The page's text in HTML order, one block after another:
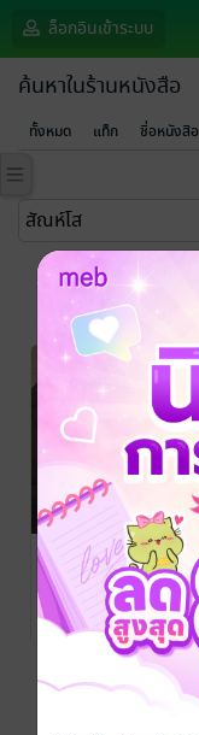
ล็อกอินเข้าระบบ
ค้นหาในร้านหนังสือ
ทั้งหมด แท็ก ชื่อหนังสือ
เลิกหล่อได้ไหม
ผมทำงานไม่
ไหวครับ
สัณห์โส
นิยายวาย Boy
Love / Yaoi
No Rating